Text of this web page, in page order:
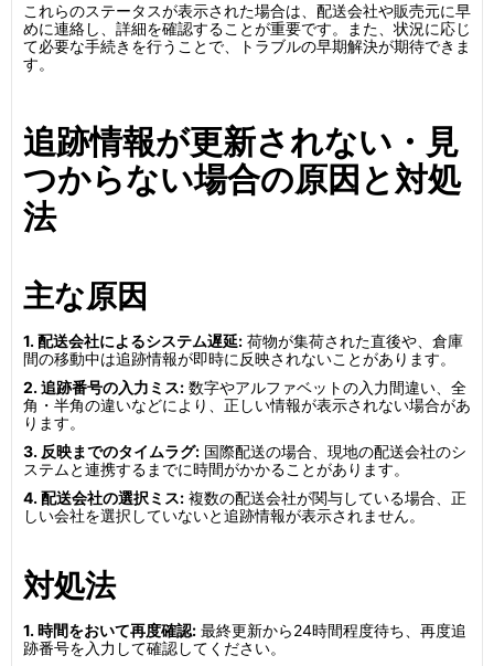
これらのステータスが表示された場合は、配送会社や販売元に早
めに連絡し、詳細を確認することが重要です。また、状況に応じ
て必要な手続きを行うことで、トラブルの早期解決が期待できま
す。
追跡情報が更新されない・見
つからない場合の原因と対処
法
主な原因
1. 配送会社によるシステム遅延: 荷物が集荷された直後や、倉庫
間の移動中は追跡情報が即時に反映されないことがあります。
2. 追跡番号の入力ミス: 数字やアルファベットの入力間違い、全
角・半角の違いなどにより、正しい情報が表示されない場合があ
ります。
3. 反映までのタイムラグ: 国際配送の場合、現地の配送会社のシ
ステムと連携するまでに時間がかかることがあります。
4. 配送会社の選択ミス: 複数の配送会社が関与している場合、正
しい会社を選択していないと追跡情報が表示されません。
対処法
1. 時間をおいて再度確認: 最終更新から24時間程度待ち、再度追
跡番号を入力して確認してください。